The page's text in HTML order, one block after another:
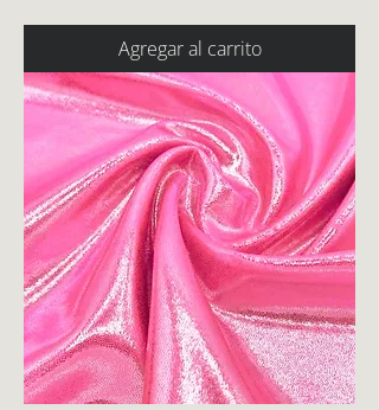
Agregar al carrito